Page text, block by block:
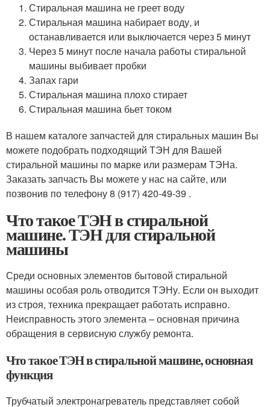
Стиральная машина не греет воду
Стиральная машина набирает воду, и
останавливается или выключается через 5 минут
Через 5 минут после начала работы стиральной
машины выбивает пробки
Запах гари
Стиральная машина плохо стирает
Стиральная машина бьет током
В нашем каталоге запчастей для стиральных машин Вы
можете подобрать подходящий ТЭН для Вашей
стиральной машины по марке или размерам ТЭНа.
Заказать запчасть Вы можете у нас на сайте, или
позвонив по телефону 8 (917) 420-49-39 .
Что такое ТЭН в стиральной
машине. ТЭН для стиральной
машины
Среди основных элементов бытовой стиральной
машины особая роль отводится ТЭНу. Если он выходит
из строя, техника прекращает работать исправно.
Неисправность этого элемента – основная причина
обращения в сервисную службу ремонта.
Что такое ТЭН в стиральной машине, основная
функция
Трубчатый электронагреватель представляет собой